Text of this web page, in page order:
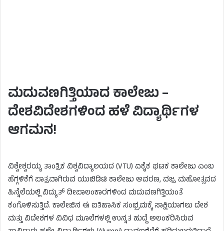
ಮದುವಣಗಿತ್ತಿಯಾದ ಕಾಲೇಜು –
ದೇಶವಿದೇಶಗಳಿಂದ ಹಳೆ ವಿದ್ಯಾರ್ಥಿಗಳ
ಆಗಮನ!
ವಿಶ್ವೇಶ್ವರಯ್ಯ ತಾಂತ್ರಿಕ ವಿಶ್ವವಿದ್ಯಾಲಯದ (VTU) ಏಕೈಕ ಘಟಕ ಕಾಲೇಜು ಎಂಬ
ಹೆಗ್ಗಳಿಕೆಗೆ ಪಾತ್ರವಾಗಿರುವ ಯುಬಿಡಿಟಿ ಕಾಲೇಜು ಆವರಣ, ವಜ್ರ ಮಹೋತ್ಸವದ
ಹಿನ್ನೆಲೆಯಲ್ಲಿ ವಿದ್ಯುತ್ ದೀಪಾಲಂಕಾರಗಳಿಂದ ಮದುವಣಗಿತ್ತಿಯಂತೆ
ಕಂಗೊಳಿಸುತ್ತಿದೆ. ಕಾಲೇಜಿನ ಈ ಐತಿಹಾಸಿಕ ಸಂಭ್ರಮಕ್ಕೆ ಸಾಕ್ಷಿಯಾಗಲು ದೇಶ
ಮತ್ತು ವಿದೇಶಗಳ ವಿವಿಧ ಮೂಲೆಗಳಲ್ಲಿ ಉನ್ನತ ಹುದ್ದೆ ಅಲಂಕರಿಸಿರುವ